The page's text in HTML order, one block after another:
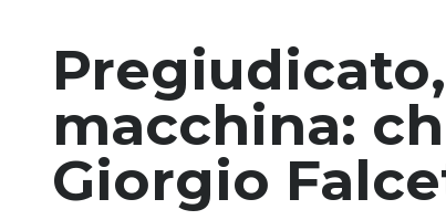
macchina:
Giorgio